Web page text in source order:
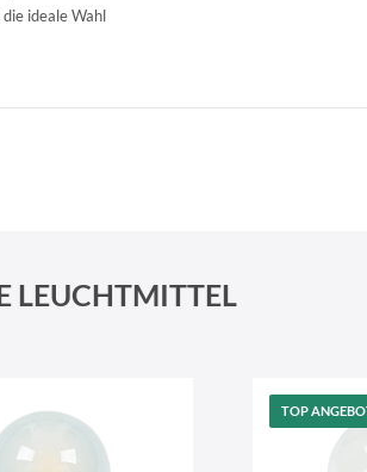
ideale Wahl
LEUCHTMITTEL
TOP